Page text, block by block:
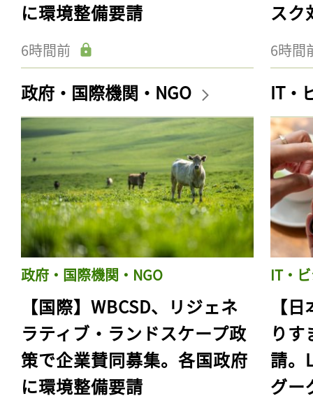
に環境整備要請
6時間前
スク
6時間
政府・国際機関・NGO
政府・国際機関・NGO
【国際】WBCSD、リジェネ
ラティブ・ランドスケープ政
策で企業賛同募集。各国政府
に環境整備要請
IT・
IT・
【
り
請。
グー